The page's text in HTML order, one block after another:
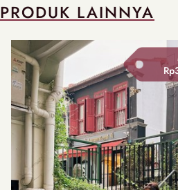
PRODUK LAINNYA